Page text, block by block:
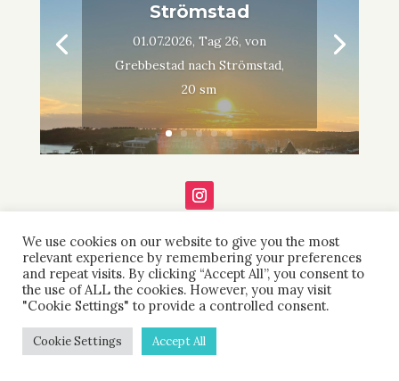
Strömstad
01.07.2026, Tag 26, von
Grebbestad nach Strömstad,
20 sm
IMPRESSUM DATENSCHUTZ ERKLÄRUNG
We use cookies on our website to give you the most
relevant experience by remembering your preferences
and repeat visits. By clicking “Accept All”, you consent to
the use of ALL the cookies. However, you may visit
"Cookie Settings" to provide a controlled consent.
Cookie Settings Accept All